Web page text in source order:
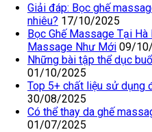
Giải đáp: Bọc ghế
nhiêu? 17/10/2025
Bọc Ghế Massage Tại Hà
Massage Như Mới 09/
Những bài tập thể dục
01/10/2025
Top 5+ chất liệu sử dụng
30/08/2025
Có thể thay da ghế
01/07/2025